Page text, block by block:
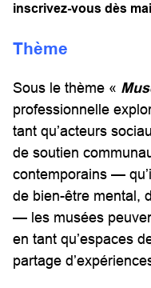
inscrivez-vous dès
Thème
Sous le thème «
professionnelle
tant qu’acteurs
de soutien
contemporains —
de bien-être mental,
— les musées
en tant qu’espaces
partage